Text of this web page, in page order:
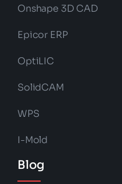
Onshape 3D CAD
Epicor ERP
OptiLIC
SolidCAM
WPS
I-Mold
Blog